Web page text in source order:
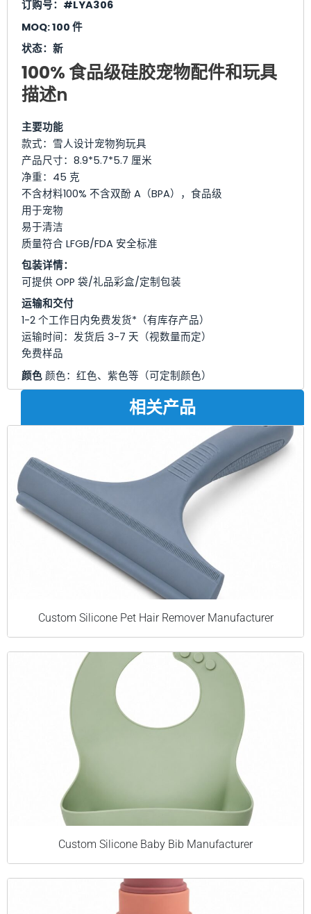
订购号：#LYA306
MOQ: 100 件
状态：新
100% 食品级硅胶宠物配件和玩具
描述n
主要功能
款式：雪人设计宠物狗玩具
产品尺寸：8.9*5.7*5.7 厘米
净重：45 克
不含材料100% 不含双酚 A（BPA），食品级
用于宠物
易于清洁
质量符合 LFGB/FDA 安全标准
包装详情：
可提供 OPP 袋/礼品彩盒/定制包装
运输和交付
1-2 个工作日内免费发货*（有库存产品）
运输时间：发货后 3-7 天（视数量而定）
免费样品
颜色 颜色：红色、紫色等（可定制颜色）
相关产品
Custom Silicone Pet Hair Remover Manufacturer
Custom Silicone Baby Bib Manufacturer